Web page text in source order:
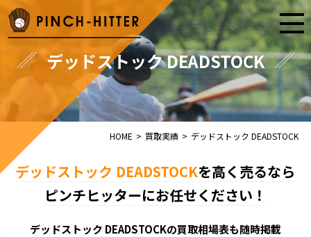
デッドストック DEADSTOCK
HOME > 買取実績 > デッドストック DEADSTOCK
デッドストック DEADSTOCKを高く売るなら
ピンチヒッターにお任せください！
デッドストック DEADSTOCKの買取相場表も随時掲載